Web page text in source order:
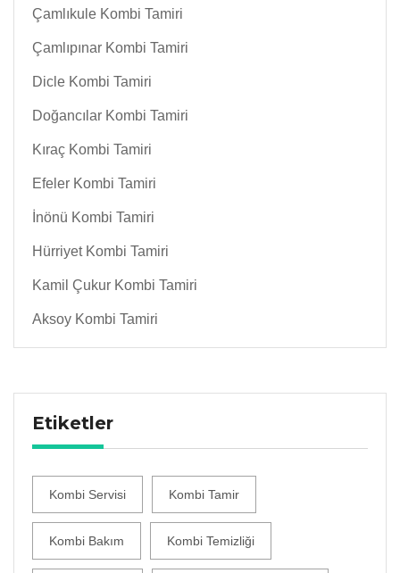
Çamlıkule Kombi Tamiri
Çamlıpınar Kombi Tamiri
Dicle Kombi Tamiri
Doğancılar Kombi Tamiri
Kıraç Kombi Tamiri
Efeler Kombi Tamiri
İnönü Kombi Tamiri
Hürriyet Kombi Tamiri
Kamil Çukur Kombi Tamiri
Aksoy Kombi Tamiri
Etiketler
Kombi Servisi Kombi Tamir
Kombi Bakım Kombi Temizliği